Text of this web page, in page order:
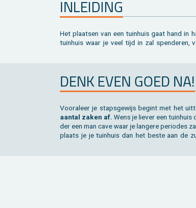
IN­LEI­DING
Het plaat­sen van een tuin­huis gaat hand in
tuin­huis waar je veel tijd in zal spen­de­ren,
lange duur. Een goede basis staat nu
DENK EVEN GOED NA!
Voor­al­eer je staps­ge­wijs be­gint met het
aan­tal zaken af. Wens je lie­ver een
der een man cave waar je lan­ge­re pe­ri­o­des
plaats je je tuin­huis dan het beste aan de